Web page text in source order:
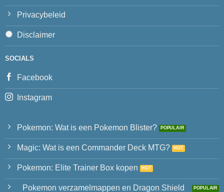
Privacybeleid
Disclaimer
SOCIALS
Facebook
Instagram
Pokemon: Wat is een Pokemon Blister?
Magic: Wat is een Commander Deck MTG?
Pokemon: Elite Trainer Box kopen
Pokemon verzamelmappen en Dragon Shield